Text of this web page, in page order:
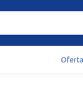
Acessos